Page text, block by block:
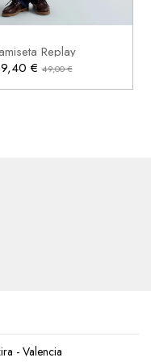
Replay
€49,00 €
M L
Añadir al carrito
- Valencia